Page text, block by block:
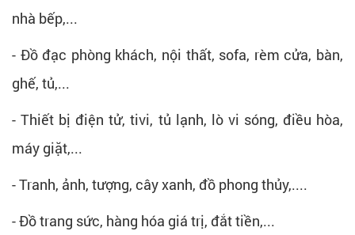
nhà bếp,...
- Đồ đạc phòng khách, nội thất, sofa, rèm cửa, bàn,
ghế, tủ,...
- Thiết bị điện tử, tivi, tủ lạnh, lò vi sóng, điều hòa,
máy giặt,...
- Tranh, ảnh, tượng, cây xanh, đồ phong thủy,....
- Đồ trang sức, hàng hóa giá trị, đắt tiền,...